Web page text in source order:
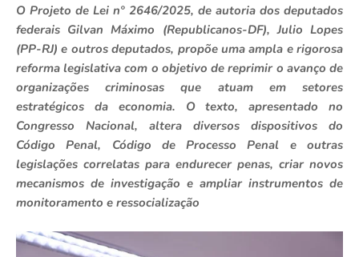
O Projeto de Lei nº 2646/2025, de autoria dos deputados
federais Gilvan Máximo (Republicanos-DF), Julio Lopes
(PP-RJ) e outros deputados, propõe uma ampla e rigorosa
reforma legislativa com o objetivo de reprimir o avanço de
organizações criminosas que atuam em setores
estratégicos da economia. O texto, apresentado no
Congresso Nacional, altera diversos dispositivos do
Código Penal, Código de Processo Penal e outras
legislações correlatas para endurecer penas, criar novos
mecanismos de investigação e ampliar instrumentos de
monitoramento e ressocialização